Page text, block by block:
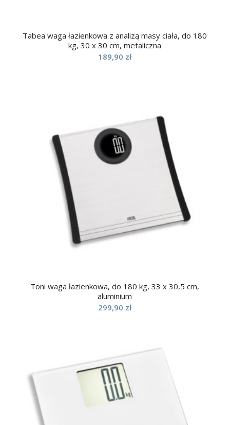
Tabea waga łazienkowa z analizą masy ciała, do 180
kg, 30 x 30 cm, metaliczna
189,90 zł
Toni waga łazienkowa, do 180 kg, 33 x 30,5 cm,
aluminium
299,90 zł